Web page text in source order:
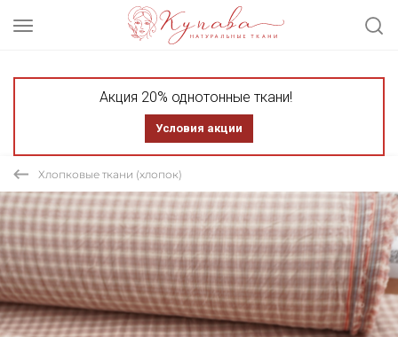
Акция 20% однотонные ткани!
Условия акции
Хлопковые ткани (хлопок)